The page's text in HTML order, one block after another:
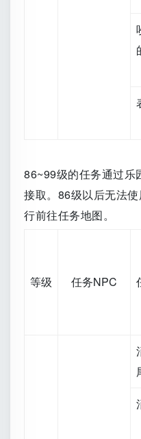
86~99级的任务通过乐
接取。86级以后无法
行前往任务地图。
等级 任务NPC